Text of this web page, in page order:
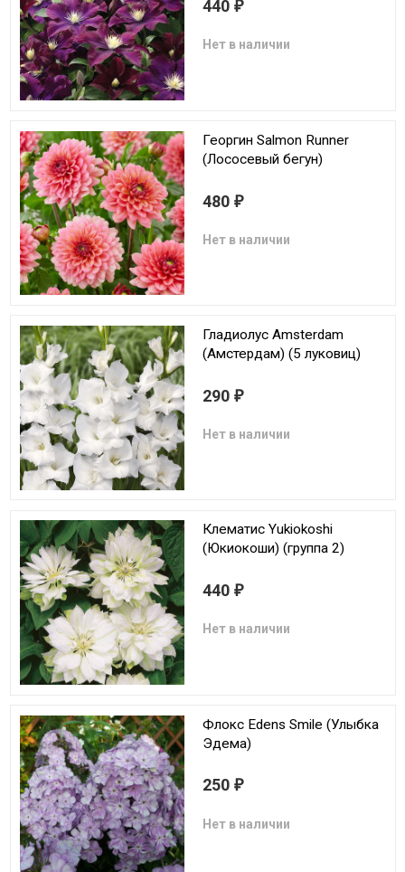
440 ₽
Нет в наличии
Георгин Salmon Runner
(Лососевый бегун)
480 ₽
Нет в наличии
Гладиолус Amsterdam
(Амстердам) (5 луковиц)
290 ₽
Нет в наличии
Клематис Yukiokoshi
(Юкиокоши) (группа 2)
440 ₽
Нет в наличии
Флокс Edens Smile (Улыбка
Эдема)
250 ₽
Нет в наличии